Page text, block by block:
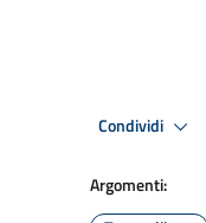
Condividi
Argomenti: